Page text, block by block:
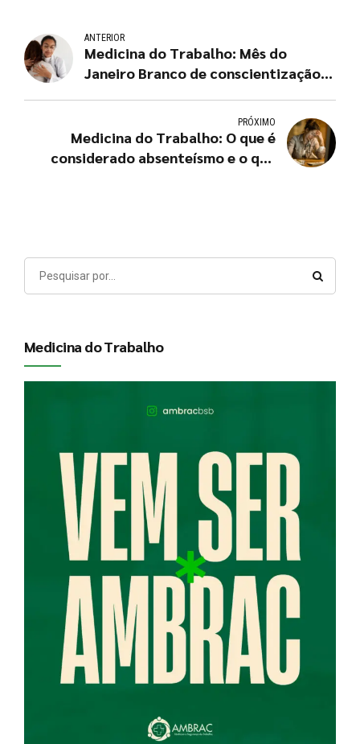
ANTERIOR
Medicina do Trabalho: Mês do
Janeiro Branco de conscientização
PRÓXIMO
Medicina do Trabalho: O que é
considerado absenteísmo e o que
Medicina do Trabalho